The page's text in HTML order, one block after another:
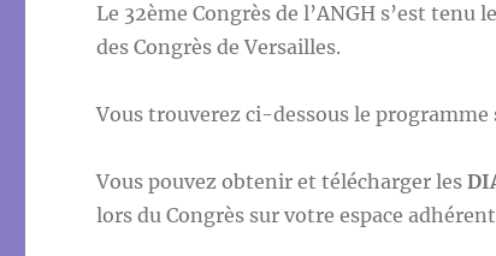
Le 32ème Congrès de l’ANGH s’est tenu
des Congrès de Versailles.
Vous trouverez ci-dessous le
Vous pouvez obtenir et télécharger les
lors du Congrès sur votre espace